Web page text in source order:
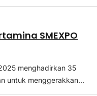
SMEXPO
menghadirkan 35
untuk menggerakkan...